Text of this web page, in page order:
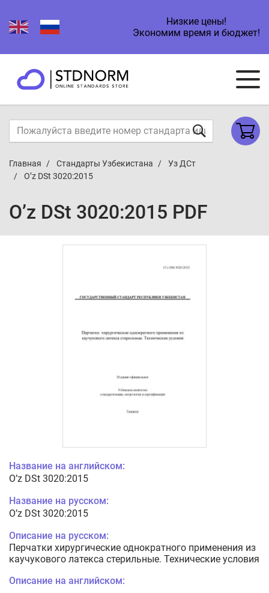
Низкие цены!
Экономим время и бюджет!
Главная Стандарты Узбекистана
Уз ДСт
O’z DSt 3020:2015
O’z DSt 3020:2015 PDF
Название на английском:
O’z DSt 3020:2015
Название на русском:
O’z DSt 3020:2015
Описание на русском:
Перчатки хирургические однократного применения из
каучукового латекса стерильные. Технические условия
Описание на английском: